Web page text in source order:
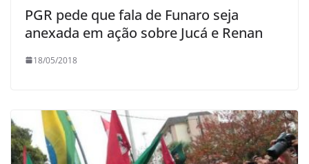
PGR pede que fala de Funaro seja
anexada em ação sobre Jucá e Renan
18/05/2018